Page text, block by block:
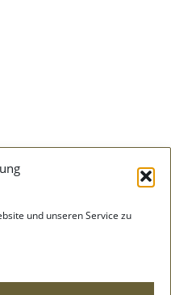
und unseren Service zu